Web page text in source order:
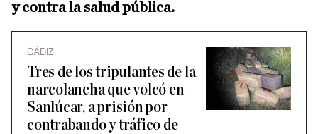
y contra la salud pública.
CÁDIZ
Tres de los tripulantes de la
narcolancha que volcó en
Sanlúcar, a prisión por
contrabando y tráfico de